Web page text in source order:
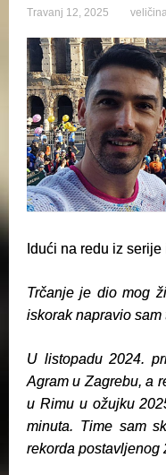
Travanj 12, 2025
Idući na redu iz
Trčanje je dio mog
iskorak napravio
U listopadu 2024.
Agram u Zagrebu, a
u Rimu u ožujku
minuta. Time sam
rekorda postavljenog